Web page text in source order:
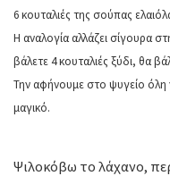
6 κουταλιές της σούπας
Η αναλογία αλλάζει σίγουρα
βάλετε 4 κουταλιές ξύδι, θα
Την αφήνουμε στο ψυγείο όλη
μαγικό.
Ψιλοκόβω το λάχανο,